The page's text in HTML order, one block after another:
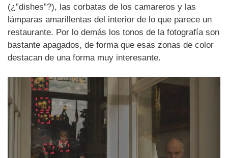
(¿”dishes”?), las corbatas de los camareros y las
lámparas amarillentas del interior de lo que parece un
restaurante. Por lo demás los tonos de la fotografía son
bastante apagados, de forma que esas zonas de color
destacan de una forma muy interesante.